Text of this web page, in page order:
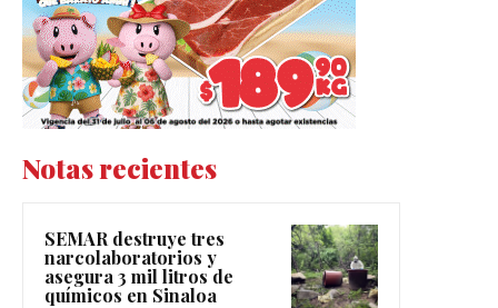
Notas recientes
SEMAR destruye tres
narcolaboratorios y
asegura 3 mil litros de
químicos en Sinaloa